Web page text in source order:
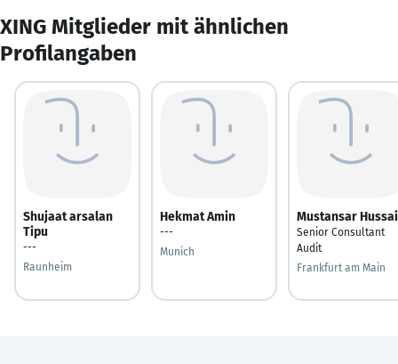
XING Mitglieder mit ähnlichen
Profilangaben
Shujaat arsalan
Tipu
---
Raunheim
Hekmat Amin
---
Munich
Mustansar
Senior Consultant
Audit
Frankfurt am Main